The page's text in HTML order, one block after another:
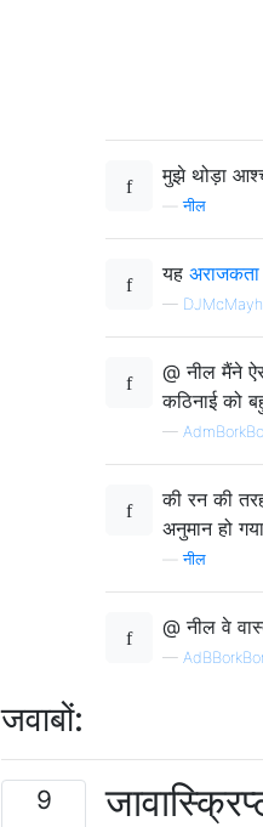
मुझे थोड़ा
—नील
यह अराजकता
—
@ नील मैंने
कठिनाई को
—
की रन की
अनुमान हो
—नील
@ नील वे
—
जवाबों:
9